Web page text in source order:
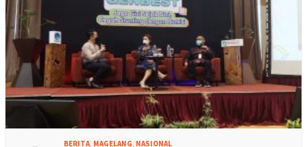
BERITA, MAGELANG, NASIONAL